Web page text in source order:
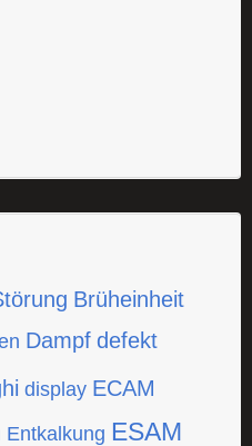
Brüheinheit
Dampf defekt
display ECAM
Entkalkung ESAM